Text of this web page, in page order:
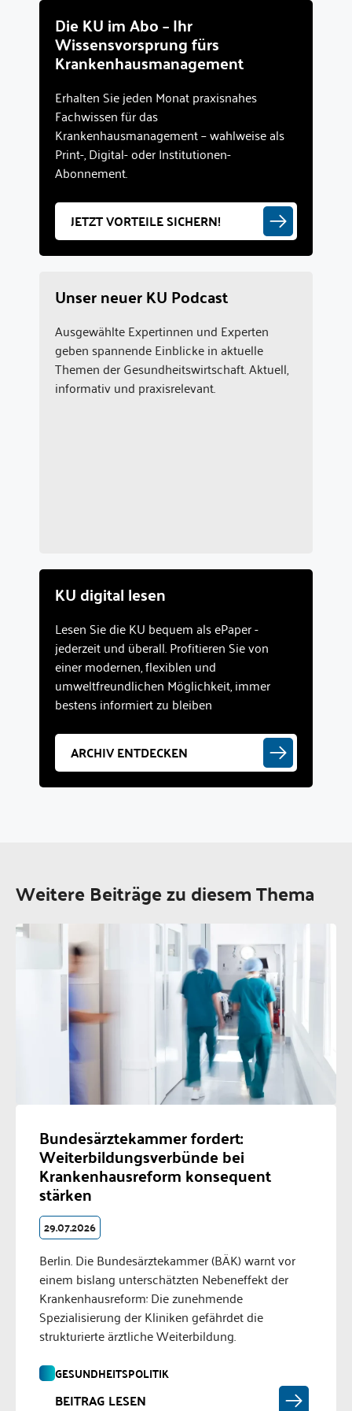
Die KU im Abo – Ihr
Wissensvorsprung fürs
Krankenhausmanagement
Erhalten Sie jeden Monat praxisnahes
Fachwissen für das
Krankenhausmanagement – wahlweise als
Print-, Digital- oder Institutionen-
Abonnement.
JETZT VORTEILE SICHERN!
Unser neuer KU Podcast
Ausgewählte Expertinnen und Experten
geben spannende Einblicke in aktuelle
Themen der Gesundheitswirtschaft. Aktuell,
informativ und praxisrelevant.
KU digital lesen
Lesen Sie die KU bequem als ePaper -
jederzeit und überall. Profitieren Sie von
einer modernen, flexiblen und
umweltfreundlichen Möglichkeit, immer
bestens informiert zu bleiben
ARCHIV ENTDECKEN
Weitere Beiträge zu diesem Thema
Bundesärztekammer fordert:
Weiterbildungsverbünde bei
Krankenhausreform konsequent
stärken
29.07.2026
Berlin. Die Bundesärztekammer (BÄK) warnt vor
einem bislang unterschätzten Nebeneffekt der
Krankenhausreform: Die zunehmende
Spezialisierung der Kliniken gefährdet die
strukturierte ärztliche Weiterbildung.
GESUNDHEITSPOLITIK
BEITRAG LESEN